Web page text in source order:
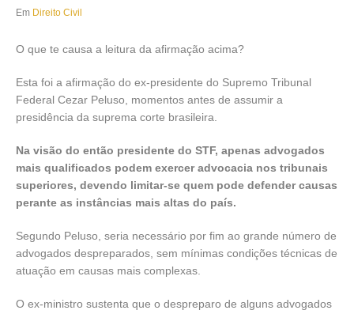
Em Direito Civil
O que te causa a leitura da afirmação acima?
Esta foi a afirmação do ex-presidente do Supremo Tribunal
Federal Cezar Peluso, momentos antes de assumir a
presidência da suprema corte brasileira.
Na visão do então presidente do STF, apenas advogados
mais qualificados podem exercer advocacia nos tribunais
superiores, devendo limitar-se quem pode defender causas
perante as instâncias mais altas do país.
Segundo Peluso, seria necessário por fim ao grande número de
advogados despreparados, sem mínimas condições técnicas de
atuação em causas mais complexas.
O ex-ministro sustenta que o despreparo de alguns advogados